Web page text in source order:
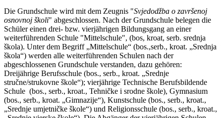
Die Grundschule wird mit dem Zeugnis "Svjedodžba o završenoj
osnovnoj školi" abgeschlossen. Nach der Grundschule belegen die
Schüler einen drei- bzw. vierjährigen Bildungsgang an einer
weiterführenden Schule "Mittelschule", (bos, kroat, serb. srednja
škola). Unter dem Begriff „Mittelschule“ (bos.,serb., kroat. „Srednja
škola“) werden alle weiterführenden Schulen nach der
abgeschlossenen Grundschule verstanden, dazu gehören:
Dreijährige Berufsschule (bos., serb., kroat. „Srednje
stručne/strukovne škole“); vierjährige Technische Berufsbildende
Schule (bos., serb., kroat., Tehničke i srodne škole), Gymnasium
(bos., serb., kroat. „Gimnazije“), Kunstschule (bos., serb., kroat.,
„Srednje umjetničke škole“) und Religionsschule (bos., serb., kroat.,